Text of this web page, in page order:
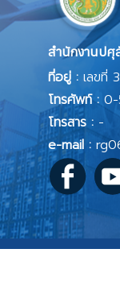
สำนักงานปศุ
ที่อยู่ :เลขที่
โทรศัพท์ :
โทรสาร : -
e-mail :